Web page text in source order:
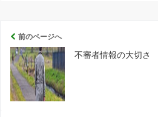
前のページへ
不審者情報の大切さ